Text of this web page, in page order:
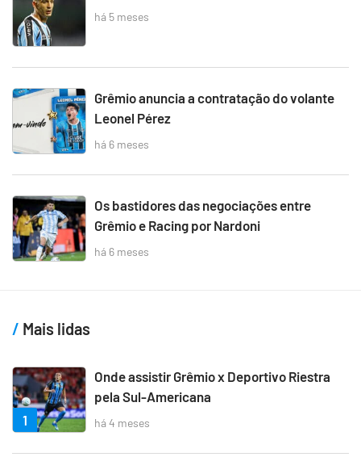
há 5 meses
Grêmio anuncia a contratação do volante
Leonel Pérez
há 6 meses
Os bastidores das negociações entre
Grêmio e Racing por Nardoni
há 6 meses
Mais lidas
1
Onde assistir Grêmio x Deportivo Riestra
pela Sul-Americana
há 4 meses